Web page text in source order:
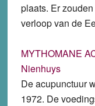
plaats. Er
verloop van de
MYTHOMANE
Nienhuys
De acupunctuur
1972. De